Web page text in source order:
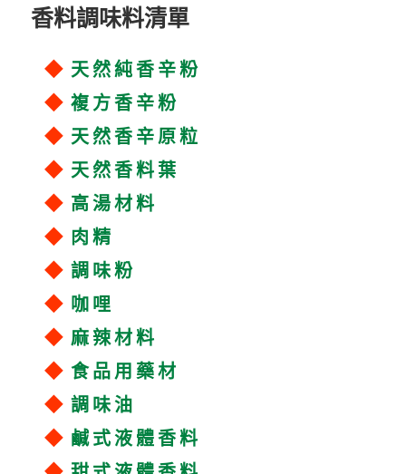
香料調味料清單
◆ 天然純香辛粉
◆ 複方香辛粉
◆ 天然香辛原粒
◆ 天然香料葉
◆ 高湯材料
◆ 肉精
◆ 調味粉
◆ 咖哩
◆ 麻辣材料
◆ 食品用藥材
◆ 調味油
◆ 鹹式液體香料